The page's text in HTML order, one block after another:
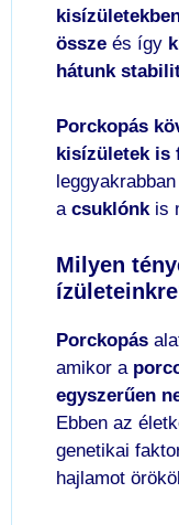
össze és így
hátunk
Porckopás
kisízületek is
a csuklónkis
Milyen
Porckopás
amikor a
egyszerűen
Ebben az
genetikai
hajlamot